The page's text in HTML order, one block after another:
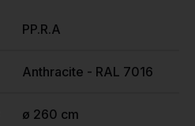
PP.R.A
Anthracite - RAL 7016
ø 260 cm